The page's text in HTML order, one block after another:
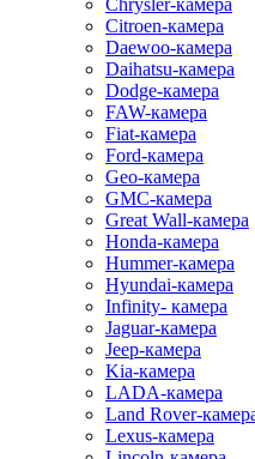
Chrysler-камера
Citroen-камера
Daewoo-камера
Daihatsu-камера
Dodge-камера
FAW-камера
Fiat-камера
Ford-камера
Geo-камера
GMC-камера
Great Wall-камера
Honda-камера
Hummer-камера
Hyundai-камера
Infinity- камера
Jaguar-камера
Jeep-камера
Kia-камера
LADA-камера
Land Rover-
Lexus-камера